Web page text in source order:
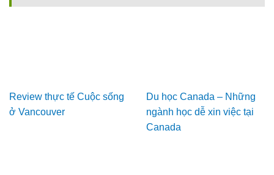
Review thực tế Cuộc sống
ở Vancouver
Du học Canada – Những
ngành học dễ xin việc tại
Canada